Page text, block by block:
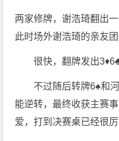
两家修牌，谢浩琦翻出
此时场外谢浩琦的亲友团
很快，翻牌发出
不过随后转牌6♠️和
能逆转，最终收获主赛
爱，打到决赛桌已经很厉